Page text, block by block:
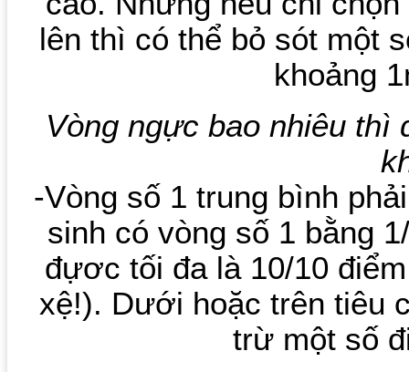
lên thì có thể bỏ sót một
khoảng
Vòng ngực bao nhiêu thì
-Vòng số 1 trung bình
sinh có vòng số 1 bằng
đựơc tối đa là 10/10
xệ!). Dưới hoặc trên tiêu
trừ một số